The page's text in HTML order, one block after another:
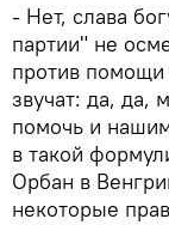
- Нет, слава
партии" не
против помощи
звучат: да, да,
помочь и
в такой
Орбан в
некоторые